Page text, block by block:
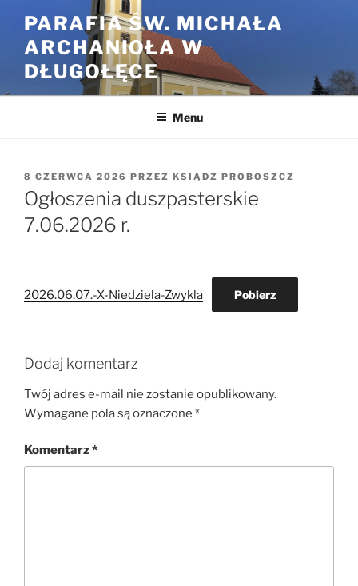
treści
PARAFIA ŚW. MICHAŁA
ARCHANIOŁA W
DŁUGOŁĘCE
Menu
OPUBLIKOWANE
W
8 CZERWCA 2026 PRZEZ KSIĄDZ PROBOSZCZ
Ogłoszenia duszpasterskie
7.06.2026 r.
2026.06.07.-X-Niedziela-Zwykla Pobierz
Dodaj komentarz
Twój adres e-mail nie zostanie opublikowany.
Wymagane pola są oznaczone *
Komentarz*